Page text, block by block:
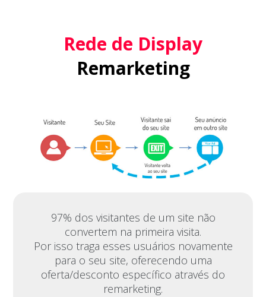
Rede de Display
Remarketing
97% dos visitantes de um site não
convertem na primeira visita.
Por isso traga esses usuários novamente
para o seu site, oferecendo uma
oferta/desconto específico através do
remarketing.